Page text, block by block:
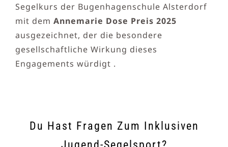
Segelkurs der Bugenhagenschule Alsterdorf
mit dem Annemarie Dose Preis 2025
ausgezeichnet, der die besondere
gesellschaftliche Wirkung dieses
Engagements würdigt .
Du Hast Fragen Zum Inklusiven